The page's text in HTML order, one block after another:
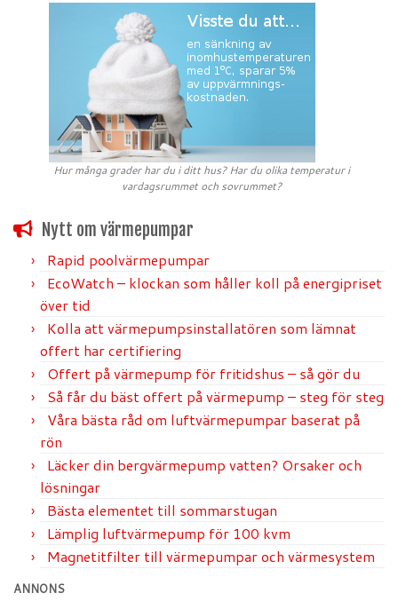
Hur många grader har du i ditt hus? Har du olika temperatur i
vardagsrummet och sovrummet?
Nytt om värmepumpar
Rapid poolvärmepumpar
EcoWatch – klockan som håller koll på energipriset
över tid
Kolla att värmepumpsinstallatören som lämnat
offert har certifiering
Offert på värmepump för fritidshus – så gör du
Så får du bäst offert på värmepump – steg för steg
Våra bästa råd om luftvärmepumpar baserat på
rön
Läcker din bergvärmepump vatten? Orsaker och
lösningar
Bästa elementet till sommarstugan
Lämplig luftvärmepump för 100 kvm
Magnetitfilter till värmepumpar och värmesystem
ANNONS